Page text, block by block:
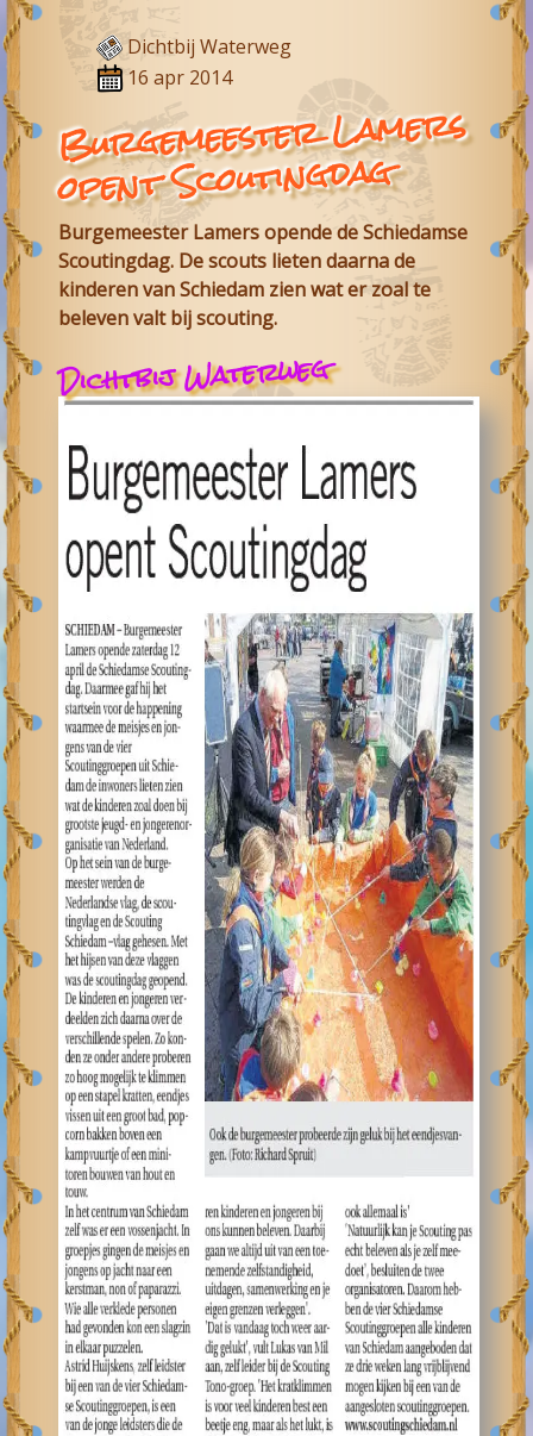
Dichtbij Waterweg
16 apr 2014
Burgemeester Lamers
opent Scoutingdag
Burgemeester Lamers opende de Schiedamse
Scoutingdag. De scouts lieten daarna de
kinderen van Schiedam zien wat er zoal te
beleven valt bij scouting.
Dichtbij Waterweg